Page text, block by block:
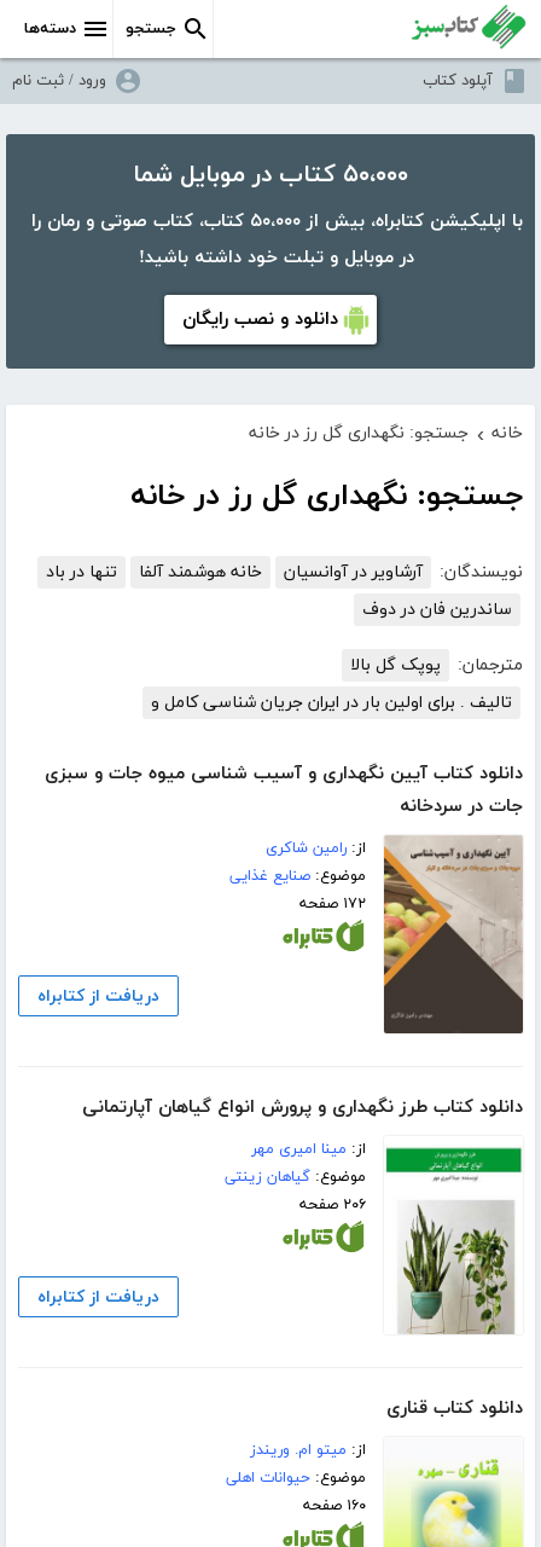
دسته‌ها جستجو
آپلود کتاب ورود / ثبت نام
۵۰،۰۰۰ کتاب در موبایل شما
با اپلیکیشن کتابراه، بیش از ۵۰،۰۰۰ کتاب، کتاب صوتی و رمان را
در موبایل و تبلت خود داشته باشید!
دانلود و نصب رایگان
خانه › جستجو: نگهداری گل رز در خانه
جستجو: نگهداری گل رز در خانه
نویسندگان: آرشاویر در آوانسیان خانه هوشمند آلفا
تنها در باد
ساندرین فان در دوف
مترجمان:
پوپک گل بالا
تالیف . برای اولین بار در ایران جریان شناسی کامل و
دانلود کتاب آیین نگهداری و آسیب شناسی میوه جات و سبزی
جات در سردخانه
از:رامین شاکری
موضوع:صنایع غذایی
۱۷۲ صفحه
دریافت از کتابراه
دانلود کتاب طرز نگهداری و پرورش انواع گیاهان آپارتمانی
از: مینا امیری مهر
موضوع:گیاهان زینتی
۲۰۶ صفحه
دریافت از کتابراه
دانلود کتاب قناری
از: میتو ام. وریندز
موضوع:حیوانات اهلی
۱۶۰ صفحه